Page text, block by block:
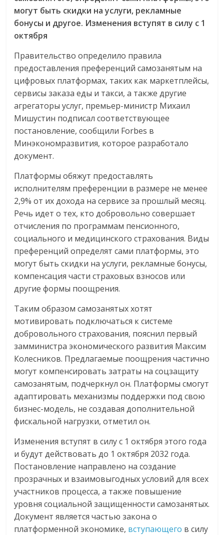
могут быть скидки на услуги, рекламные
бонусы и другое. Изменения вступят в силу с 1
октября
Правительство определило правила
предоставления преференций самозанятым на
цифровых платформах, таких как маркетплейсы,
сервисы заказа еды и такси, а также другие
агрегаторы услуг, премьер-министр Михаил
Мишустин подписал соответствующее
постановление, сообщили Forbes в
Минэкономразвития, которое разработало
документ.
Платформы обяжут предоставлять
исполнителям преференции в размере не менее
2,9% от их дохода на сервисе за прошлый месяц.
Речь идет о тех, кто добровольно совершает
отчисления по программам пенсионного,
социального и медицинского страхования. Виды
преференций определят сами платформы, это
могут быть скидки на услуги, рекламные бонусы,
компенсация части страховых взносов или
другие формы поощрения.
Таким образом самозанятых хотят
мотивировать подключаться к системе
добровольного страхования, пояснил первый
замминистра экономического развития Максим
Колесников. Предлагаемые поощрения частично
могут компенсировать затраты на соцзащиту
самозанятым, подчеркнул он. Платформы смогут
адаптировать механизмы поддержки под свою
бизнес-модель, не создавая дополнительной
фискальной нагрузки, отметил он.
Изменения вступят в силу с 1 октября этого года
и будут действовать до 1 октября 2032 года.
Постановление направлено на создание
прозрачных и взаимовыгодных условий для всех
участников процесса, а также повышение
уровня социальной защищенности самозанятых.
Документ является частью закона о
платформенной экономике, вступающего в силу